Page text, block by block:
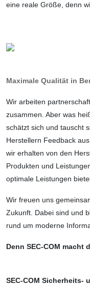
eine reale Größe, denn
Maximale Qualität in
Wir arbeiten
zusammen. Aber was
schätzt sich und tauscht
Herstellern Feedback
wir erhalten von den
Produkten und
optimale Leistungen
Wir freuen uns
Zukunft. Dabei sind und
rund um moderne
Denn SEC-COM macht
SEC-COM Sicherheits-